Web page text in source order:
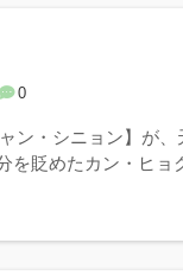
0
ン・シニョン】が、
を貶めたカン・ヒョ